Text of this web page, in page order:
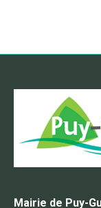
Mairie de Puy-